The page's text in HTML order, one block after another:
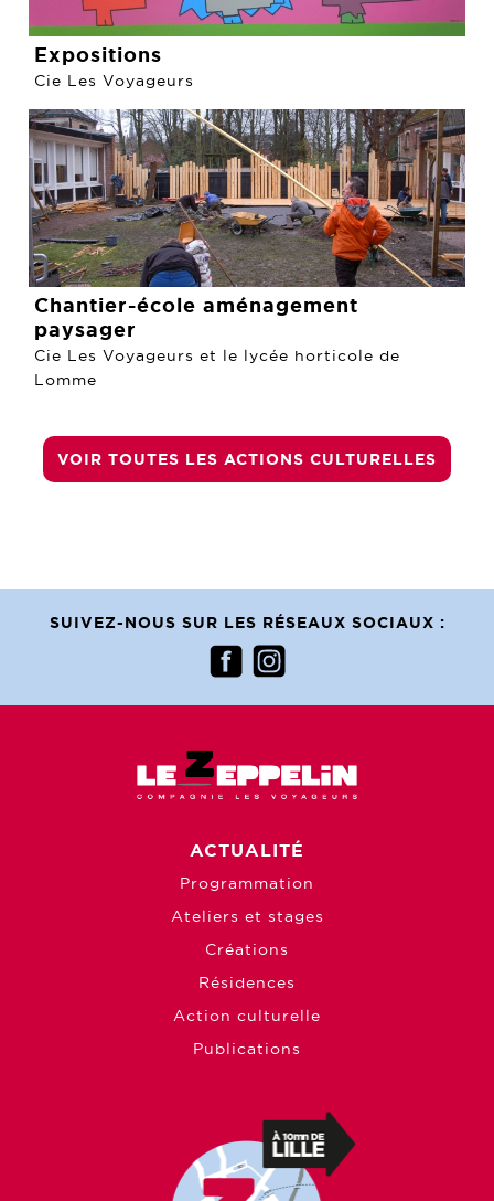
Expositions
Cie Les Voyageurs
Chantier-école aménagement
paysager
Cie Les Voyageurs et le lycée horticole de
Lomme
VOIR TOUTES LES ACTIONS CULTURELLES
SUIVEZ-NOUS SUR LES RÉSEAUX SOCIAUX :
ACTUALITÉ
Programmation
Ateliers et stages
Créations
Résidences
Action culturelle
Publications